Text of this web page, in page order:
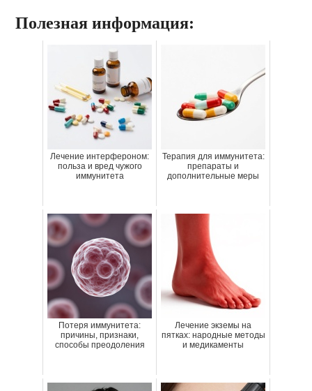
Полезная информация:
Лечение интерфероном:
польза и вред чужого
иммунитета
Терапия для иммунитета:
препараты и
дополнительные меры
Потеря иммунитета:
причины, признаки,
способы преодоления
Лечение экземы на
пятках: народные методы
и медикаменты